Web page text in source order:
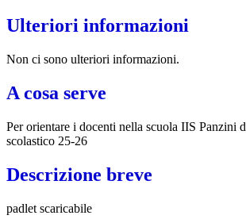
Ulteriori informazioni
Non ci sono ulteriori informazioni.
A cosa serve
Per orientare i docenti nella scuola IIS Panzini
scolastico 25-26
Descrizione breve
padlet scaricabile